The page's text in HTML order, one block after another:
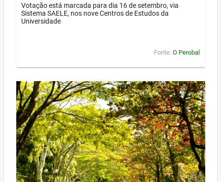
Votação está marcada para dia 16 de setembro, via
Sistema SAELE, nos nove Centros de Estudos da
Universidade
Fonte: O Perobal